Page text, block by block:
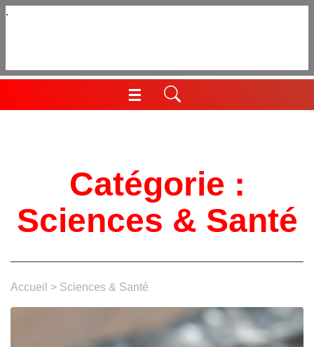
Aller
☰
Menu
Catégorie :
Sciences & Santé
Accueil > Sciences & Santé